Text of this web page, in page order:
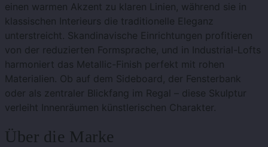
einen warmen Akzent zu klaren Linien, während sie in
klassischen Interieurs die traditionelle Eleganz
unterstreicht. Skandinavische Einrichtungen profitieren
von der reduzierten Formsprache, und in Industrial-Lofts
harmoniert das Metallic-Finish perfekt mit rohen
Materialien. Ob auf dem Sideboard, der Fensterbank
oder als zentraler Blickfang im Regal – diese Skulptur
verleiht Innenräumen künstlerischen Charakter.
Über die Marke